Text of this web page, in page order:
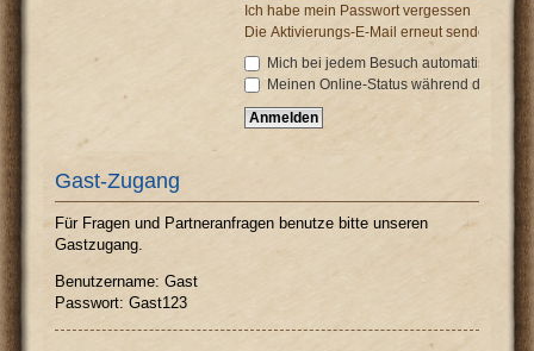
Ich habe mein Passwort vergessen
Die Aktivierungs-E-Mail erneut senden
Mich bei jedem Besuch automatisch
Meinen Online-Status während dieser
Gast-Zugang
Für Fragen und Partneranfragen benutze bitte unseren
Gastzugang.
Benutzername: Gast
Passwort: Gast123